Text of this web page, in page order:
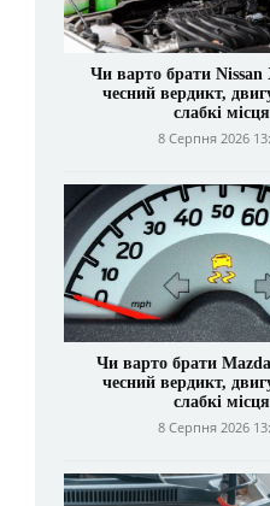
Чи варто брати
чесний вердикт,
слабкі місця
8 Серпня 2026
Чи варто брати
чесний вердикт,
слабкі місця
8 Серпня 2026